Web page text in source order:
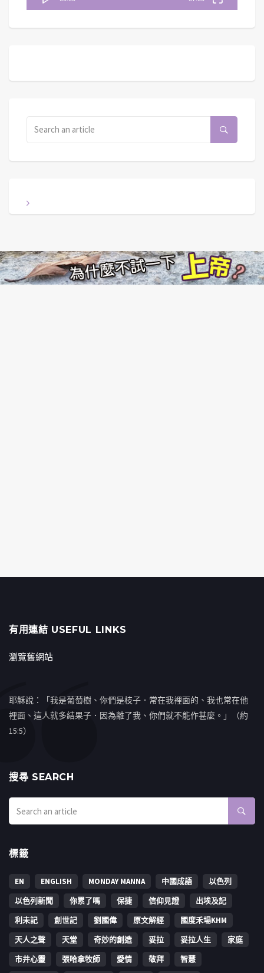
有用連結 USEFUL LINKS
瀏覽舊網站
耶穌說：「我是葡萄樹、你們是枝子．常在我裡面的、我也常在他
裡面、這人就多結果子．因為離了我、你們就不能作甚麼。」（約
15:5）
搜㝷 SEARCH
標籤
EN ENGLISH MONDAY MANNA 中國成語
以色列
以色列新聞
你累了嗎 保捷 信仰見證
出埃及記
利未記
創世記 劉國偉 原文解經
國度禾場KHM
天人之聲
天堂 奇妙的創造 妥拉 妥拉人生
家庭
市井心靈
張哈拿牧師 愛情 敬拜 智慧